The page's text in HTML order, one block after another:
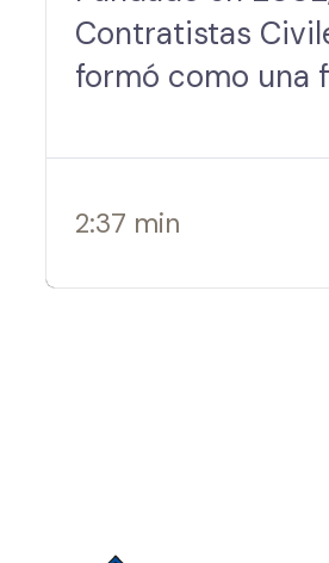
Contratistas
formó como una
comerciales en
bajo el principio
calidad y el…
2:37 min